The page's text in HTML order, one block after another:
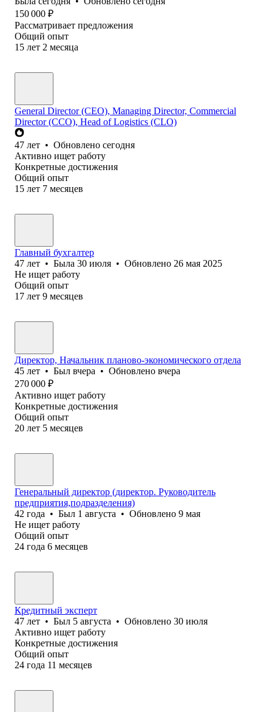
150 000 ₽
Рассматривает предложения
Общий опыт
15 лет 2 месяца
General Director (CEO), Managing Director, Commercial
Director (CCO), Head of Logistics (CLO)
47 лет • Обновлено сегодня
Активно ищет работу
Конкретные достижения
Общий опыт
15 лет 7 месяцев
Главный бухгалтер
47 лет • Была 30 июля • Обновлено 26 мая 2025
Не ищет работу
Общий опыт
17 лет 9 месяцев
Директор, Начальник планово-экономического отдела
45 лет • Был вчера • Обновлено вчера
270 000 ₽
Активно ищет работу
Конкретные достижения
Общий опыт
20 лет 5 месяцев
Генеральный директор (директор. Руководитель
предприятия,подразделения)
42 года • Был 1 августа • Обновлено 9 мая
Не ищет работу
Общий опыт
24 года 6 месяцев
Кредитный эксперт
47 лет • Был 5 августа • Обновлено 30 июля
Активно ищет работу
Конкретные достижения
Общий опыт
24 года 11 месяцев